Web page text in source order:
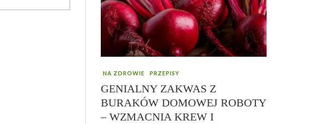
NA ZDROWIE PRZEPISY
GENIALNY ZAKWAS Z
BURAKÓW DOMOWEJ ROBOTY
– WZMACNIA KREW I